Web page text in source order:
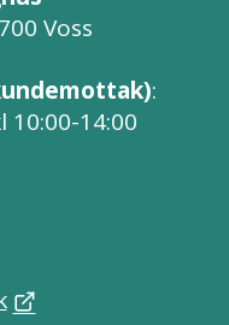
Voss
:
14:00